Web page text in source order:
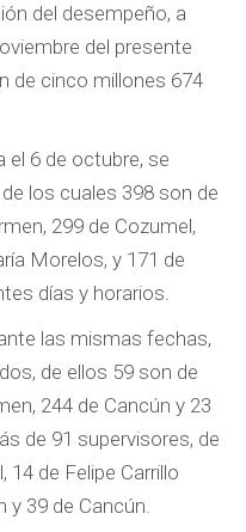
del desempeño, a
del presente
de cinco millones 674
el 6 de octubre, se
los cuales 398 son de
299 de Cozumel,
Morelos, y 171 de
días y horarios.
las mismas fechas,
de ellos 59 son de
244 de Cancún y 23
de 91 supervisores, de
de Felipe Carrillo
y 39 de Cancún.